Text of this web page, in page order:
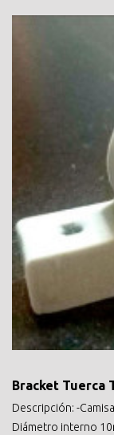
Bracket Tuerca
Descripción: -
Diámetro interno